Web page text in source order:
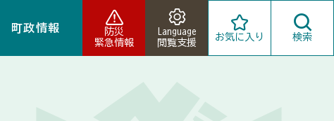
町政情報
防災
緊急情報
Language
閲覧支援
お気に入り 検索